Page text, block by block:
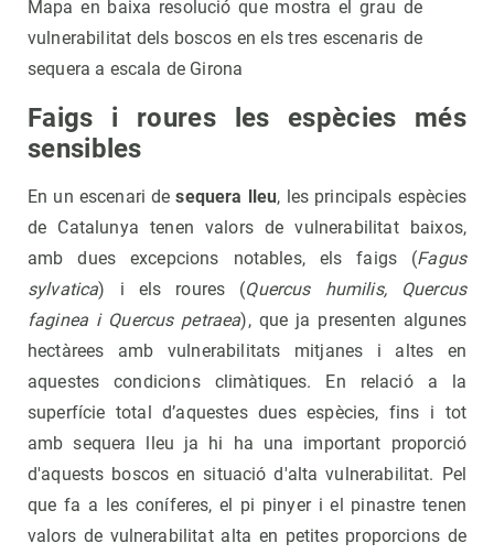
Mapa en baixa resolució que mostra el grau de
vulnerabilitat dels boscos en els tres escenaris de
sequera a escala de Girona
Faigs i roures les espècies més
sensibles
En un escenari desequera lleu, les principals espècies
de Catalunya tenen valors de vulnerabilitat baixos,
amb dues excepcions notables, els faigs (Fagus
sylvatica) i els roures (Quercus humilis, Quercus
faginea i Quercus petraea), que ja presenten algunes
hectàrees amb vulnerabilitats mitjanes i altes en
aquestes condicions climàtiques. En relació a la
superfície total d’aquestes dues espècies, fins i tot
amb sequera lleu ja hi ha una important proporció
d'aquests boscos en situació d'alta vulnerabilitat. Pel
que fa a les coníferes, el pi pinyer i el pinastre tenen
valors de vulnerabilitat alta en petites proporcions de